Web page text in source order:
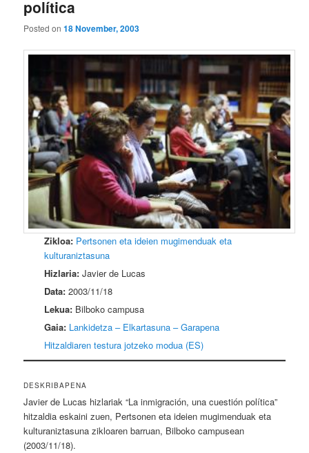
política
Posted on18 November, 2003
Zikloa: Pertsonen eta ideien mugimenduak eta
kulturaniztasuna
Hizlaria: Javier de Lucas
Data: 2003/11/18
Lekua: Bilboko campusa
Gaia: Lankidetza – Elkartasuna – Garapena
Hitzaldiaren testura jotzeko modua (ES)
DESKRIBAPENA
Javier de Lucas hizlariak “La inmigración, una cuestión política”
hitzaldia eskaini zuen, Pertsonen eta ideien mugimenduak eta
kulturaniztasuna zikloaren barruan, Bilboko campusean
(2003/11/18).